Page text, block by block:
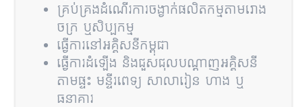
គ្រប់គ្រងដំណើរការចង្វាក់ផលិតកម្មតាមរោង
ចក្រ ឬសិប្បកម្ម
ធ្វើការនៅអគ្គិសនីកម្ពុជា
ធ្វើការដំឡើង និងជួសជុលបណ្ដាញអគ្គិសនី
តាមផ្ទះ មន្ទីរពេទ្យ សាលារៀន ហាង ឬ
ធនាគារ